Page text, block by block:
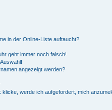
in der Online-Liste auftaucht?
geht immer noch falsch!
angezeigt werden?
werde ich aufgefordert, mich